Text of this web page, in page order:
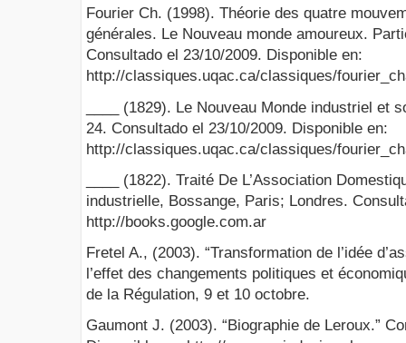
Fourier Ch. (1998). Théorie des quatre
générales. Le Nouveau monde amoureux.
Consultado el 23/10/2009. Disponible en:
http://classiques.uqac.ca/classiques/
____ (1829). Le Nouveau Monde industriel
24. Consultado el 23/10/2009. Disponible en:
http://classiques.uqac.ca/classiques/
____ (1822). Traité De L’Association
industrielle, Bossange, Paris; Londres.
http://books.google.com.ar
Fretel A., (2003). “Transformation de l’idée
l’effet des changements politiques et
de la Régulation, 9 et 10 octobre.
Gaumont J. (2003). “Biographie de Leroux.”